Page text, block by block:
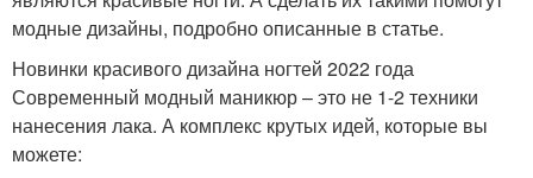
модные дизайны, подробно описанные в статье.
Новинки красивого дизайна ногтей 2022 года
Современный модный маникюр – это не 1-2 техники
нанесения лака. А комплекс крутых идей, которые вы
можете: